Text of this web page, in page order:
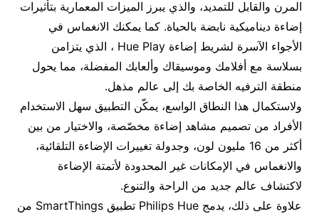
المرن والقابل للتمديد، والذي يبرز الميزات المعمارية بتأثيرات
إضاءة ديناميكية نابضة بالحياة. كما يمكنك الانغماس في
الأجواء الآسرة لشريط إضاءة Hue Play ، الذي يتزامن
بسلاسة مع أفلامك وموسيقاك وألعابك المفضلة، مما يحول
منطقة الترفيه الخاصة بك إلى عالم مذهل.
ولاستكمال هذا النطاق الواسع، يمكّن التطبيق سهل الاستخدام
الأفراد من تصميم مشاهد إضاءة مخصّصة، والاختيار من بين
أكثر من 16 مليون لون، وجدولة تغييرات الإضاءة التلقائية،
والانغماس في الإمكانات غير المحدودة لأتمتة الإضاءة
لاكتشاف عالم جديد من الراحة والتنوع.
علاوة على ذلك، يدمج Philips Hue تطبيق SmartThings من